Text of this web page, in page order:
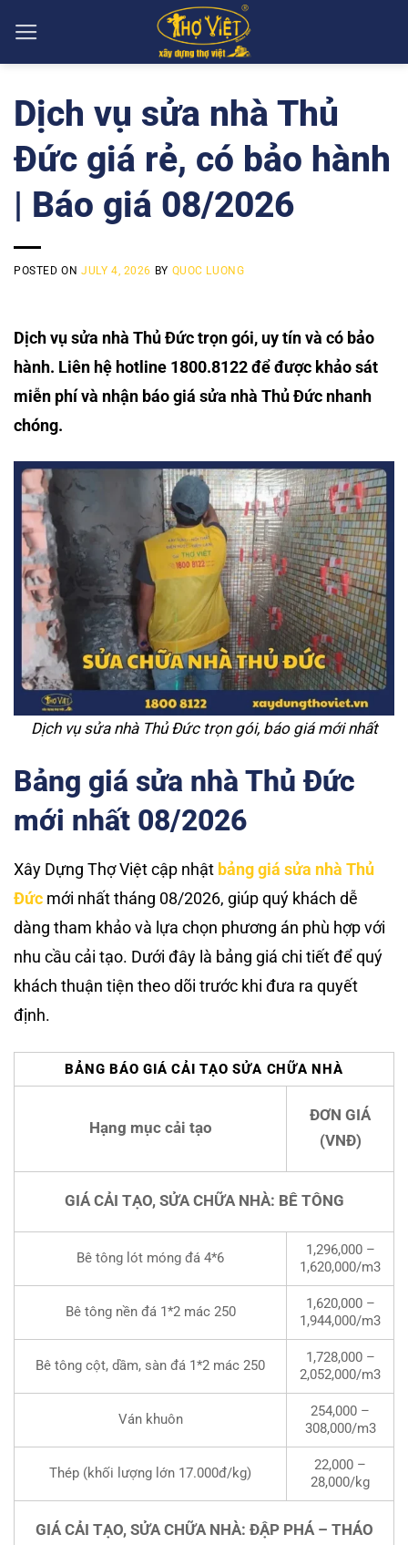
content
Dịch vụ sửa nhà Thủ
Đức giá rẻ, có bảo hành
| Báo giá 08/2026
POSTED ON JULY 4, 2026 BY QUOC LUONG
Dịch vụ sửa nhà Thủ Đức trọn gói, uy tín và có bảo
hành. Liên hệ hotline 1800.8122 để được khảo sát
miễn phí và nhận báo giá sửa nhà Thủ Đức nhanh
chóng.
Dịch vụ sửa nhà Thủ Đức trọn gói, báo giá mới nhất
Bảng giá sửa nhà Thủ Đức
mới nhất 08/2026
Xây Dựng Thợ Việt cập nhật bảng giá sửa nhà Thủ
Đức mới nhất tháng 08/2026, giúp quý khách dễ
dàng tham khảo và lựa chọn phương án phù hợp với
nhu cầu cải tạo. Dưới đây là bảng giá chi tiết để quý
khách thuận tiện theo dõi trước khi đưa ra quyết
định.
BẢNG BÁO GIÁ CẢI TẠO SỬA CHỮA NHÀ
Hạng mục cải tạo
ĐƠN GIÁ
(VNĐ)
GIÁ CẢI TẠO, SỬA CHỮA NHÀ: BÊ TÔNG
Bê tông lót móng đá 4*6
1,296,000 –
1,620,000/m3
Bê tông nền đá 1*2 mác 250
1,620,000 –
1,944,000/m3
Bê tông cột, dầm, sàn đá 1*2 mác 250
1,728,000 –
2,052,000/m3
Ván khuôn
254,000 –
308,000/m3
Thép (khối lượng lớn 17.000đ/kg)
22,000 –
28,000/kg
GIÁ CẢI TẠO, SỬA CHỮA NHÀ: ĐẬP PHÁ – THÁO